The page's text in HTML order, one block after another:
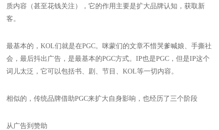
质内容（甚至花钱关注），它的作用主要是扩大品牌认知，获取新
客。
最基本的，KOL们就是在PGC。咪蒙们的文章不惜哭爹喊娘、手撕社
会，最后抖出广告，是最基本的PGC方式。IP也是PGC，但是IP这个
词儿太泛，它可以包括书、剧、节目、KOL等一切内容。
相似的，传统品牌借助PGC来扩大自身影响，也经历了三个阶段
从广告到赞助